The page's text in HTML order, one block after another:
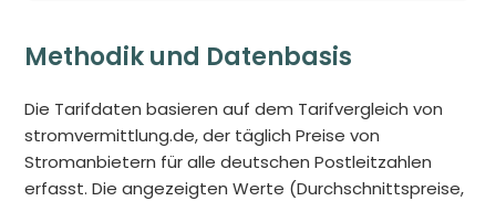
Methodik und Datenbasis
Die Tarifdaten basieren auf dem Tarifvergleich von
stromvermittlung.de, der täglich Preise von
Stromanbietern für alle deutschen Postleitzahlen
erfasst. Die angezeigten Werte (Durchschnittspreise,